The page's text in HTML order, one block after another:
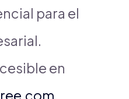
para el
en
,